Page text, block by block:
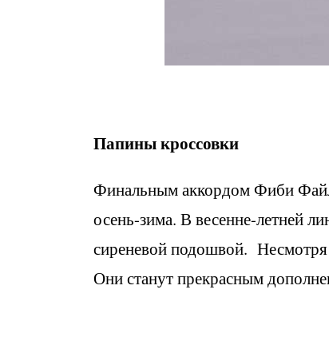
Папины кроссовки
Финальным аккордом Фиби
осень-зима. В весенне-летней
сиреневой подошвой. Несмотря
Они станут прекрасным